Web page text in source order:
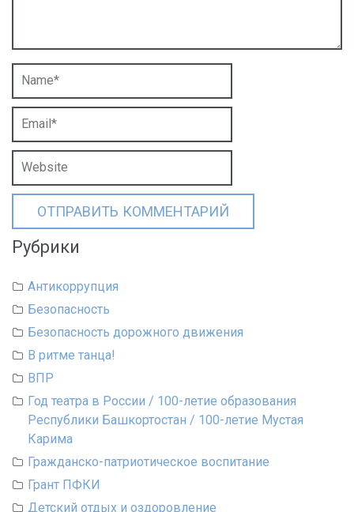
Рубрики
Антикоррупция
Безопасность
Безопасность дорожного движения
В ритме танца!
ВПР
Год театра в России / 100-летие образования
Республики Башкортостан / 100-летие Мустая
Карима
Гражданско-патриотическое воспитание
Грант ПФКИ
Детский отдых и оздоровление